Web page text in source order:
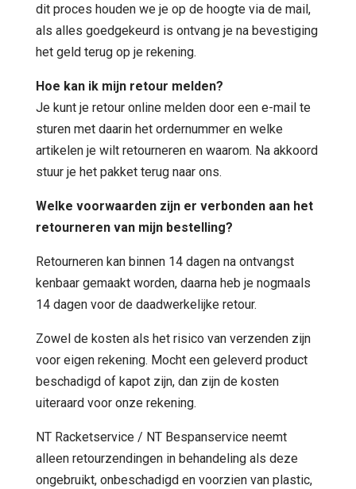
dit proces houden we je op de hoogte via de mail,
als alles goedgekeurd is ontvang je na bevestiging
het geld terug op je rekening.
Hoe kan ik mijn retour melden?
Je kunt je retour online melden door een e-mail te
sturen met daarin het ordernummer en welke
artikelen je wilt retourneren en waarom. Na akkoord
stuur je het pakket terug naar ons.
Welke voorwaarden zijn er verbonden aan het
retourneren van mijn bestelling?
Retourneren kan binnen 14 dagen na ontvangst
kenbaar gemaakt worden, daarna heb je nogmaals
14 dagen voor de daadwerkelijke retour.
Zowel de kosten als het risico van verzenden zijn
voor eigen rekening. Mocht een geleverd product
beschadigd of kapot zijn, dan zijn de kosten
uiteraard voor onze rekening.
NT Racketservice / NT Bespanservice neemt
alleen retourzendingen in behandeling als deze
ongebruikt, onbeschadigd en voorzien van plastic,